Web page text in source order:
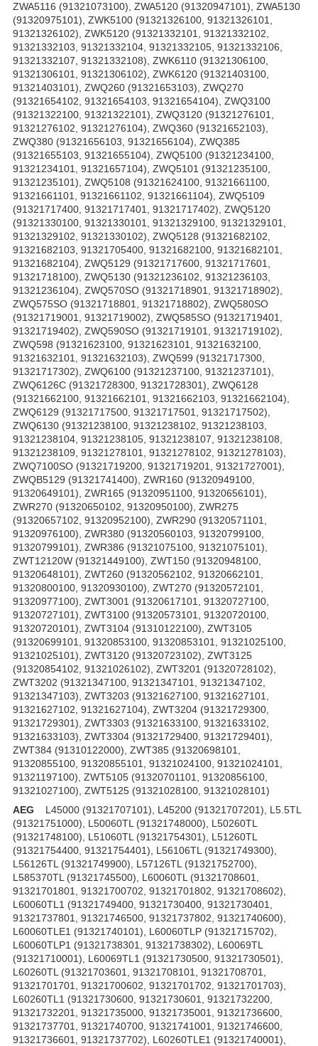
ZWA5116 (91321073100), ZWA5120 (91320947101), ZWA5130
(91320975101), ZWK5100 (91321326100, 91321326101,
91321326102), ZWK5120 (91321332101, 91321332102,
91321332103, 91321332104, 91321332105, 91321332106,
91321332107, 91321332108), ZWK6110 (91321306100,
91321306101, 91321306102), ZWK6120 (91321403100,
91321403101), ZWQ260 (91321653103), ZWQ270
(91321654102, 91321654103, 91321654104), ZWQ3100
(91321322100, 91321322101), ZWQ3120 (91321276101,
91321276102, 91321276104), ZWQ360 (91321652103),
ZWQ380 (91321656103, 91321656104), ZWQ385
(91321655103, 91321655104), ZWQ5100 (91321234100,
91321234101, 91321657104), ZWQ5101 (91321235100,
91321235101), ZWQ5108 (91321624100, 91321661100,
91321661101, 91321661102, 91321661104), ZWQ5109
(91321717400, 91321717401, 91321717402), ZWQ5120
(91321330100, 91321330101, 91321329100, 91321329101,
91321329102, 91321330102), ZWQ5128 (91321682102,
91321682103, 91321705400, 91321682100, 91321682101,
91321682104), ZWQ5129 (91321717600, 91321717601,
91321718100), ZWQ5130 (91321236102, 91321236103,
91321236104), ZWQ570SO (91321718901, 91321718902),
ZWQ575SO (91321718801, 91321718802), ZWQ580SO
(91321719001, 91321719002), ZWQ585SO (91321719401,
91321719402), ZWQ590SO (91321719101, 91321719102),
ZWQ598 (91321623100, 91321623101, 91321632100,
91321632101, 91321632103), ZWQ599 (91321717300,
91321717302), ZWQ6100 (91321237100, 91321237101),
ZWQ6126C (91321728300, 91321728301), ZWQ6128
(91321662100, 91321662101, 91321662103, 91321662104),
ZWQ6129 (91321717500, 91321717501, 91321717502),
ZWQ6130 (91321238100, 91321238102, 91321238103,
91321238104, 91321238105, 91321238107, 91321238108,
91321238109, 91321278101, 91321278102, 91321278103),
ZWQ7100SO (91321719200, 91321719201, 91321727001),
ZWQB5129 (91321741400), ZWR160 (91320949100,
91320649101), ZWR165 (91320951100, 91320656101),
ZWR270 (91320650102, 91320950100), ZWR275
(91320657102, 91320952100), ZWR290 (91320571101,
91320976100), ZWR380 (91320560103, 91320799100,
91320799101), ZWR386 (91321075100, 91321075101),
ZWT12120W (91321449100), ZWT150 (91320948100,
91320648101), ZWT260 (91320562102, 91320662101,
91320800100, 91320930100), ZWT270 (91320572101,
91320977100), ZWT3001 (91320617101, 91320727100,
91320727101), ZWT3100 (91320573101, 91320720100,
91320720101), ZWT3104 (91310122100), ZWT3105
(91320699101, 91320853100, 91320853101, 91321025100,
91321025101), ZWT3120 (91320723102), ZWT3125
(91320854102, 91321026102), ZWT3201 (91320728102),
ZWT3202 (91321347100, 91321347101, 91321347102,
91321347103), ZWT3203 (91321627100, 91321627101,
91321627102, 91321627104), ZWT3204 (91321729300,
91321729301), ZWT3303 (91321633100, 91321633102,
91321633103), ZWT3304 (91321729400, 91321729401),
ZWT384 (91310122000), ZWT385 (91320698101,
91320855100, 91320855101, 91321024100, 91321024101,
91321197100), ZWT5105 (91320701101, 91320856100,
91321027100), ZWT5125 (91321028100, 91321028101)
AEG L45000 (91321707101), L45200 (91321707201), L5.5TL
(91321751000), L50060TL (91321748000), L50260TL
(91321748100), L51060TL (91321754301), L51260TL
(91321754400, 91321754401), L56106TL (91321749300),
L56126TL (91321749900), L57126TL (91321752700),
L585370TL (91321745500), L60060TL (91321708601,
91321701801, 91321700702, 91321701802, 91321708602),
L60060TL1 (91321749400, 91321730400, 91321730401,
91321737801, 91321746500, 91321737802, 91321740600),
L60060TLE1 (91321740101), L60060TLP (91321715702),
L60060TLP1 (91321738301, 91321738302), L60069TL
(91321710001), L60069TL1 (91321730500, 91321730501),
L60260TL (91321703601, 91321708101, 91321708701,
91321701701, 91321700602, 91321701702, 91321701703),
L60260TL1 (91321730600, 91321730601, 91321732200,
91321732201, 91321735000, 91321735001, 91321736600,
91321737701, 91321740700, 91321741001, 91321746600,
91321736601, 91321737702), L60260TLE1 (91321740001),